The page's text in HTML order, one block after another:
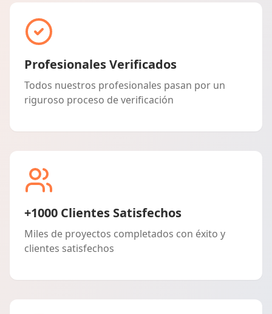
Profesionales Verificados
Todos nuestros profesionales pasan por un
riguroso proceso de verificación
+1000 Clientes Satisfechos
Miles de proyectos completados con éxito y
clientes satisfechos